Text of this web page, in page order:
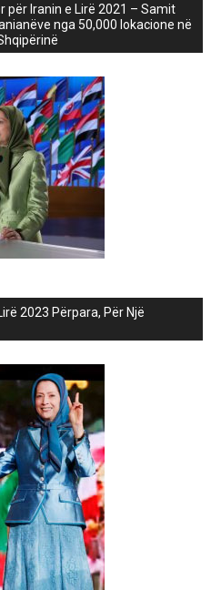
për Iranin e Lirë 2021 – Samit
nga 50,000 lokacione në
2023 Përpara, Për Një